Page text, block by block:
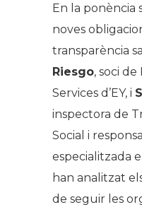
En la ponència
noves
transparència
Riesgo, soci
Services d’EY, i
inspectora de
Social i
especialitzada
han analitzat
de seguir les